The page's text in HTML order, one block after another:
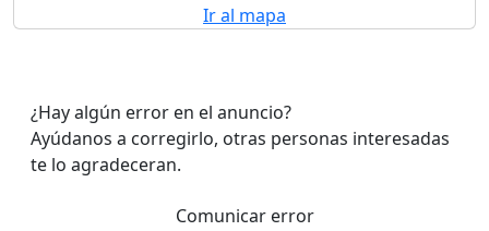
Ir al mapa
¿Hay algún error en el anuncio?
Ayúdanos a corregirlo, otras personas interesadas
te lo agradeceran.
Comunicar error